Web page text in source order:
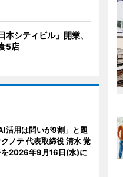
本シティビル」開業、
5店
活用は問いが9割」と題
ノテ 代表取締役 清水 覚
を2026年9月16日(水)に